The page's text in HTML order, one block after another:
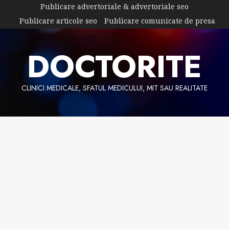
content
Publicare advertoriale & advertoriale seo
Publicare articole seo
Publicare comunicate de presa
DOCTORITE
CLINICI MEDICALE, SFATUL MEDICULUI, MIT SAU REALITATE